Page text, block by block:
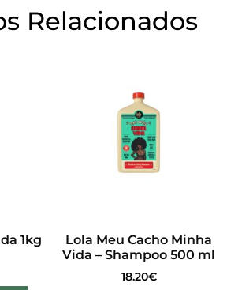
Relacionados
1kg
Lola Meu Cacho Minha
Vida – Shampoo 500 ml
18.20€